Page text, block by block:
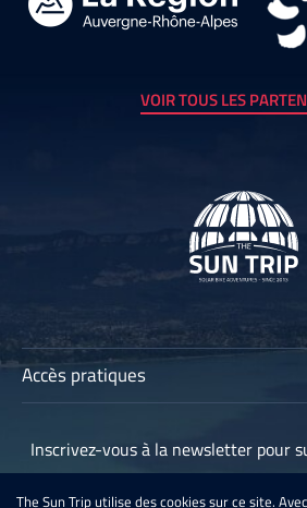
VOIR TOUS LES
Accès pratiques
Les participants
Archives
Inscrivez-vous à la newsletter pour
The Sun Trip utilise des cookies sur ce site.